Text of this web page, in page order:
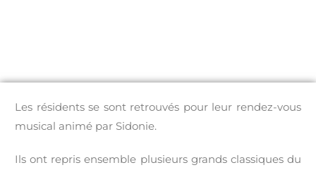
Les résidents se sont retrouvés pour leur rendez-vous
musical animé par Sidonie.
Ils ont repris ensemble plusieurs grands classiques du